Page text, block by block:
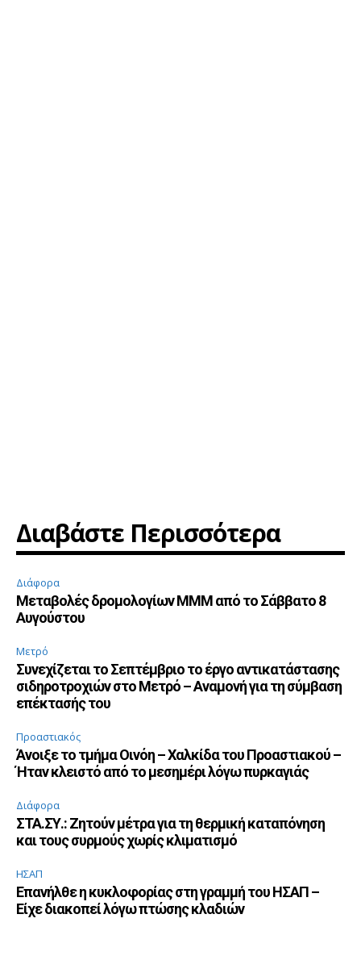
Διαβάστε Περισσότερα
Διάφορα
Μεταβολές δρομολογίων ΜΜΜ από το Σάββατο 8
Αυγούστου
Μετρό
Συνεχίζεται το Σεπτέμβριο το έργο αντικατάστασης
σιδηροτροχιών στο Μετρό – Αναμονή για τη σύμβαση
επέκτασής του
Προαστιακός
Άνοιξε το τμήμα Οινόη – Χαλκίδα του Προαστιακού –
Ήταν κλειστό από το μεσημέρι λόγω πυρκαγιάς
Διάφορα
ΣΤΑ.ΣΥ.: Ζητούν μέτρα για τη θερμική καταπόνηση
και τους συρμούς χωρίς κλιματισμό
ΗΣΑΠ
Επανήλθε η κυκλοφορίας στη γραμμή του ΗΣΑΠ –
Είχε διακοπεί λόγω πτώσης κλαδιών